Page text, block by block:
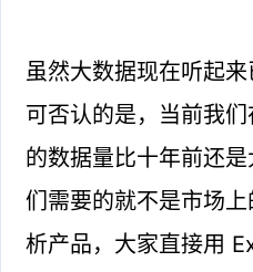
虽然大数据现在听起
可否认的是，当前我
的数据量比十年前还
们需要的就不是市场
析产品，大家直接用